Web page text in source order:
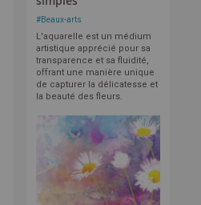
#Beaux-arts
L'aquarelle est un médium
artistique apprécié pour sa
transparence et sa fluidité,
offrant une manière unique
de capturer la délicatesse et
la beauté des fleurs.